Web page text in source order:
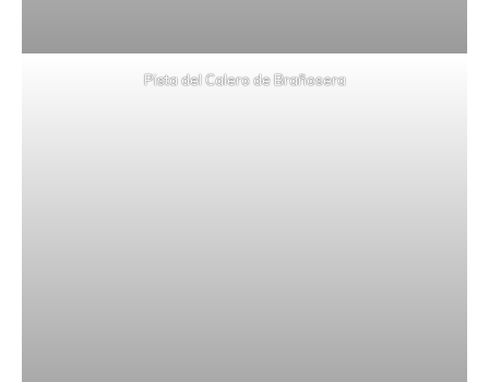
Pista del Calero de Brañosera